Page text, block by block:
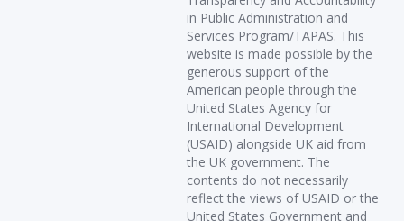
in Public Administration and
Services Program/TAPAS. This
website is made possible by the
generous support of the
American people through the
United States Agency for
International Development
(USAID) alongside UK aid from
the UK government. The
contents do not necessarily
reflect the views of USAID or the
United States Government and